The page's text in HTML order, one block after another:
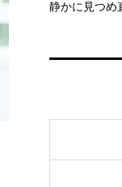
静かに見つめ